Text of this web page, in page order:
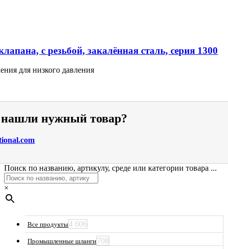
с резьбой, закалённая сталь, серия 1300
для низкого давления
нужный товар?
Поиск по названию, артикулу, среде или категории товара ...
×
Все продукты4 606
Промышленные шланги708